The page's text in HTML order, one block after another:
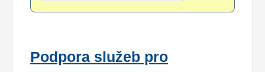
Podpora služeb pro